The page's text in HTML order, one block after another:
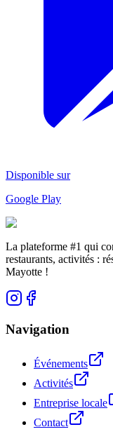
Disponible sur
Google Play
La plateforme #1 qui
restaurants, activités :
Mayotte !
Navigation
Événements
Activités
Entreprise locale
Contact